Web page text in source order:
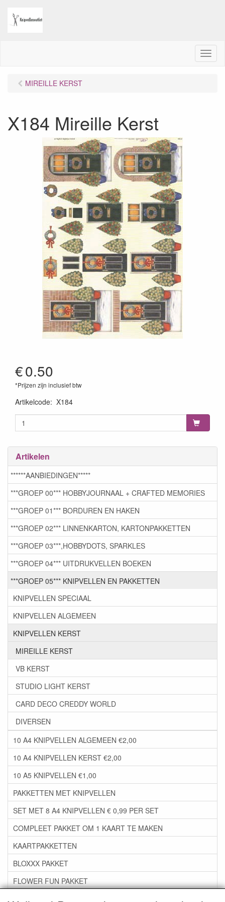
M
e
MIREILLE KERST
X184 Mireille Kerst
€0.50
*Prijzen zijn inclusief btw
Artikelcode: X184
Artikelen
******AANBIEDINGEN*****
***GROEP 00*** HOBBYJOURNAAL + CRAFTED MEMORIES
***GROEP 01*** BORDUREN EN HAKEN
***GROEP 02*** LINNENKARTON, KARTONPAKKETTEN
***GROEP 03***,HOBBYDOTS, SPARKLES
***GROEP 04*** UITDRUKVELLEN BOEKEN
***GROEP 05*** KNIPVELLEN EN PAKKETTEN
KNIPVELLEN SPECIAAL
KNIPVELLEN ALGEMEEN
KNIPVELLEN KERST
MIREILLE KERST
VB KERST
STUDIO LIGHT KERST
CARD DECO CREDDY WORLD
DIVERSEN
10 A4 KNIPVELLEN ALGEMEEN €2,00
10 A4 KNIPVELLEN KERST €2,00
10 A5 KNIPVELLEN €1,00
PAKKETTEN MET KNIPVELLEN
SET MET 8 A4 KNIPVELLEN € 0,99 PER SET
COMPLEET PAKKET OM 1 KAART TE MAKEN
KAARTPAKKETTEN
BLOXXX PAKKET
FLOWER FUN PAKKET
***GROEP 06*** TAPE/LIJM SNIJMALLEN STEMPELS